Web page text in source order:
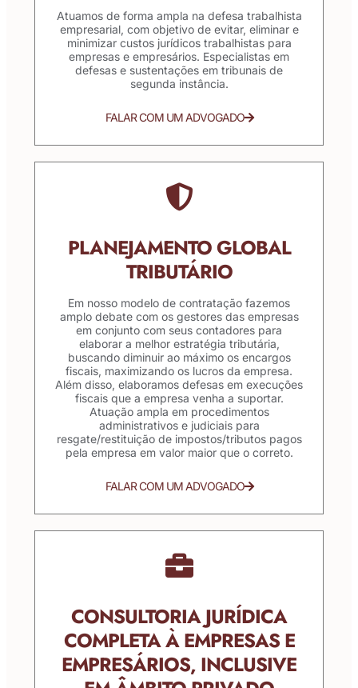
Atuamos de forma ampla na defesa trabalhista
empresarial, com objetivo de evitar, eliminar e
minimizar custos jurídicos trabalhistas para
empresas e empresários. Especialistas em
defesas e sustentações em tribunais de
segunda instância.
FALAR COM UM ADVOGADO
PLANEJAMENTO GLOBAL
TRIBUTÁRIO
Em nosso modelo de contratação fazemos
amplo debate com os gestores das empresas
em conjunto com seus contadores para
elaborar a melhor estratégia tributária,
buscando diminuir ao máximo os encargos
fiscais, maximizando os lucros da empresa.
Além disso, elaboramos defesas em execuções
fiscais que a empresa venha a suportar.
Atuação ampla em procedimentos
administrativos e judiciais para
resgate/restituição de impostos/tributos pagos
pela empresa em valor maior que o correto.
FALAR COM UM ADVOGADO
CONSULTORIA JURÍDICA
COMPLETA À EMPRESAS E
EMPRESÁRIOS, INCLUSIVE